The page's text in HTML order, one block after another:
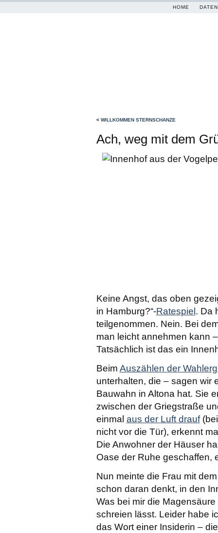
HOME
< WILLKOMMEN STERNSCHANZE
Ach, weg mit dem
Keine Angst, das oben
in Hamburg?“-Ratespiel . Da
teilgenommen. Nein. Bei
man leicht annehmen kann
Tatsächlich ist das ein
Beim Auszählen der
unterhalten, die – sagen wir
Bauwahn in Altona hat. Sie
zwischen der Griegstraße
einmal aus der Luft drauf(bei
nicht vor die Tür), erkennt
Die Anwohner der Häuser
Oase der Ruhe geschaffen,
Nun meinte die Frau mit
schon daran denkt, in den
Was bei mir die
schreien lässt. Leider habe
das Wort einer Insiderin –